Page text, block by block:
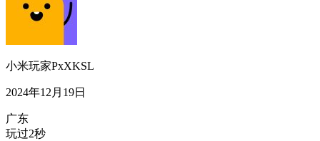
小米玩家PxXKSL
2024年12月19日
广东
玩过2秒